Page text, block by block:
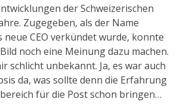
der Schweizerischen
Zugegeben, als der Name
neue CEO verkündet wurde, konnte
noch eine Meinung dazu machen.
schlicht unbekannt. Ja, es war auch
da, was sollte denn die Erfahrung
für die Post schon bringen…